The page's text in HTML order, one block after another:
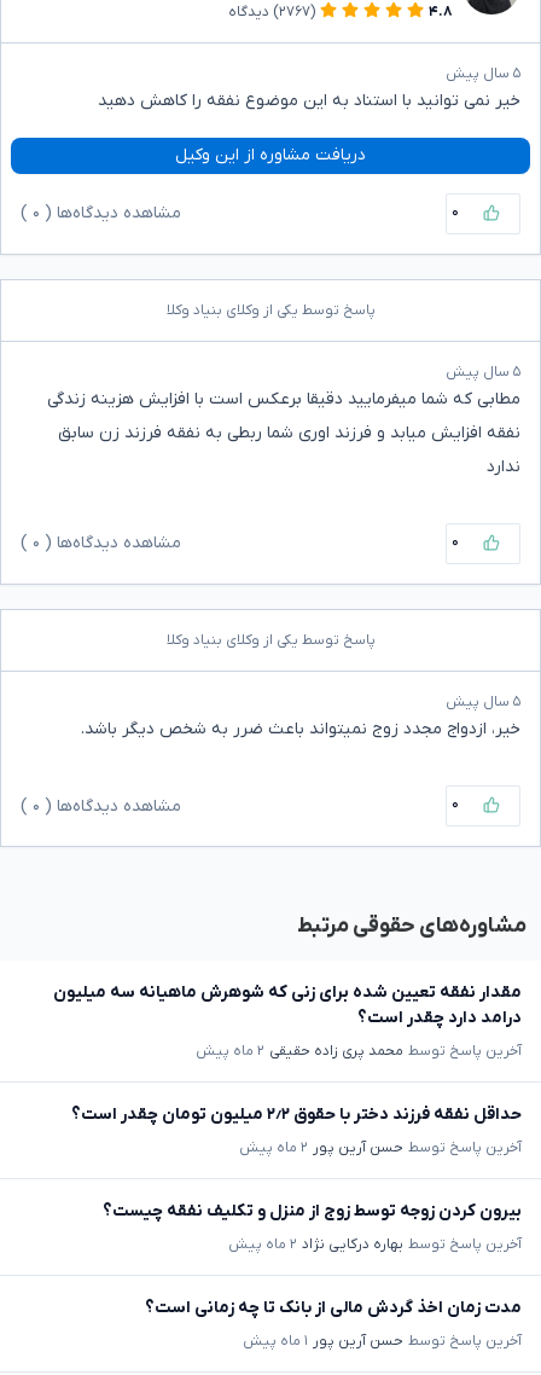
۴.۸
(۲۷۶۷) دیدگاه
۵ سال پیش
خیر نمی توانید با استناد به این موضوع نفقه را کاهش دهید
دریافت مشاوره از این وکیل
۰ مشاهده دیدگاه‌ها ( ۰
پاسخ توسط یکی از وکلای بنیاد وکلا
۵ سال پیش
مطابی که شما میفرمایید دقیقا برعکس است با افزایش هزینه زندگی
نفقه افزایش میابد و فرزند اوری شما ربطی به نفقه فرزند زن سابق
ندارد
۰ مشاهده دیدگاه‌ها ( ۰
پاسخ توسط یکی از وکلای بنیاد وکلا
۵ سال پیش
خیر، ازدواج مجدد زوج نمیتواند باعث ضرر به شخص دیگر باشد.
۰ مشاهده دیدگاه‌ها ( ۰
مشاوره‌های حقوقی مرتبط
مقدار نفقه تعیین شده برای زنی که شوهرش ماهیانه سه میلیون
درامد دارد چقدر است؟
آخرین پاسخ توسط محمد پری زاده حقیقی ۲ ماه پیش
حداقل نفقه فرزند دختر با حقوق ۲٫۲ میلیون تومان چقدر است؟
آخرین پاسخ توسط حسن آرین پور ۲ ماه پیش
بیرون کردن زوجه توسط زوج از منزل و تکلیف نفقه چیست؟
آخرین پاسخ توسط بهاره درکایی نژاد ۲ ماه پیش
مدت زمان اخذ گردش مالی از بانک تا چه زمانی است؟
آخرین پاسخ توسط حسن آرین پور ۱ ماه پیش